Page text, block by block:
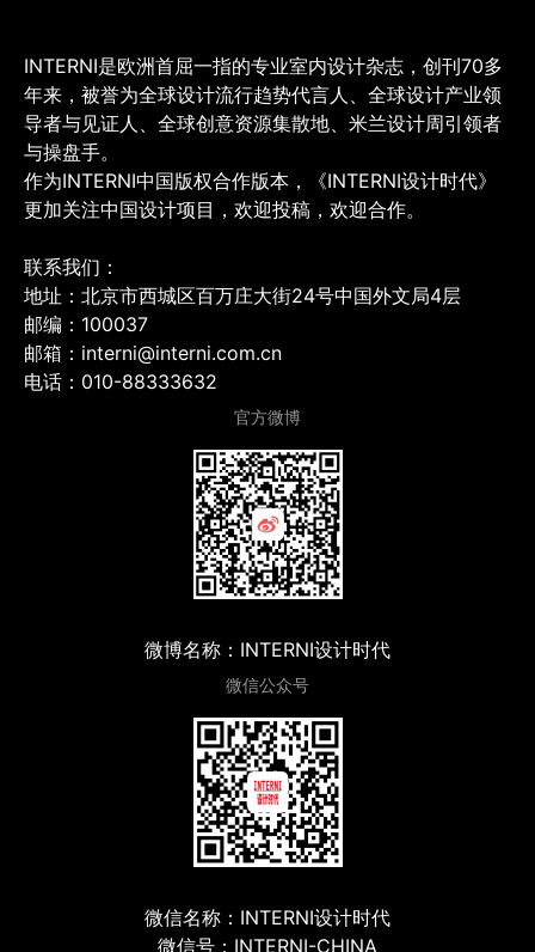
INTERNI是欧洲首屈一指的专业室内设计杂志，创刊70多
年来，被誉为全球设计流行趋势代言人、全球设计产业领
导者与见证人、全球创意资源集散地、米兰设计周引领者
与操盘手。
作为INTERNI中国版权合作版本，《INTERNI设计时代》
更加关注中国设计项目，欢迎投稿，欢迎合作。
联系我们：
地址：北京市西城区百万庄大街24号中国外文局4层
邮编：100037
邮箱：interni@interni.com.cn
电话：010-88333632
官方微博
微博名称：INTERNI设计时代
微信公众号
微信名称：INTERNI设计时代
微信号：INTERNI-CHINA